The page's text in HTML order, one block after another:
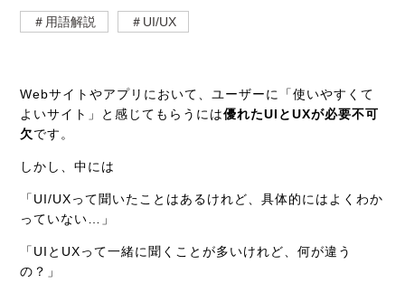
＃用語解説 ＃UI/UX
Webサイトやアプリにおいて、ユーザーに「使いやすくて
よいサイト」と感じてもらうには優れたUIとUXが必要不可
欠です。
しかし、中には
「UI/UXって聞いたことはあるけれど、具体的にはよくわか
っていない…」
「UIとUXって一緒に聞くことが多いけれど、何が違う
の？」